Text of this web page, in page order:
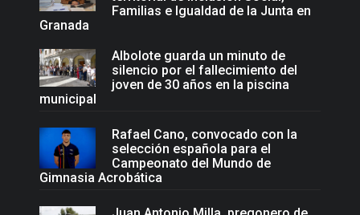
Familias e Igualdad de la Junta en
Granada
Albolote guarda un minuto de
silencio por el fallecimiento del
joven de 30 años en la piscina
municipal
Rafael Cano, convocado con la
selección española para el
Campeonato del Mundo de
Gimnasia Acrobática